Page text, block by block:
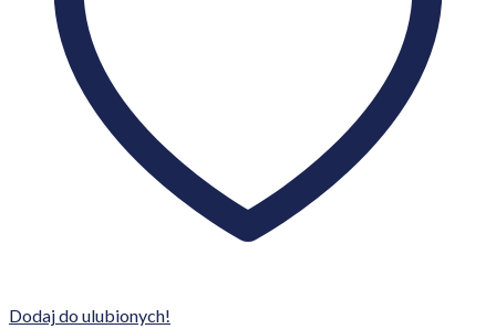
Dodaj do ulubionych!